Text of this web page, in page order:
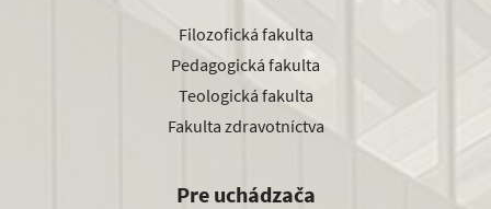
Filozofická fakulta
Pedagogická fakulta
Teologická fakulta
Fakulta zdravotníctva
Pre uchádzača